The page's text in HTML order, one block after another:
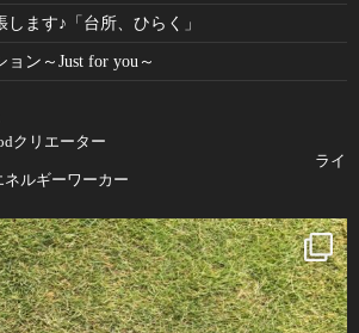
ます♪「台所、ひらく」
ン～Just for you～
クリエーター
イ
ネルギーワーカー